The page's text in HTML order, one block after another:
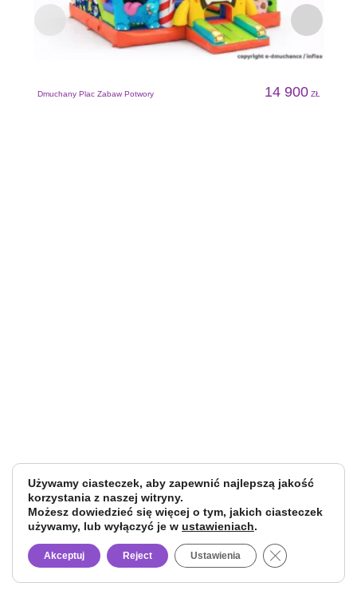
Dmuchany Plac Zabaw Potwory 14 900ZŁ
Używamy ciasteczek, aby zapewnić najlepszą jakość
korzystania z naszej witryny.
Możesz dowiedzieć się więcej o tym, jakich ciasteczek
używamy, lub wyłączyć je w ustawieniach.
Akceptuj Reject Ustawienia Close GDPR